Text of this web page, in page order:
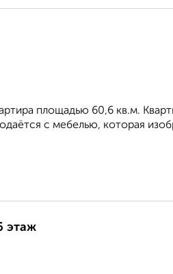
площадью 60,6 кв.м.
с мебелью, которая
этаж